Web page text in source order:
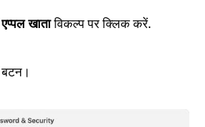
एप्पल खाताविकल्प पर क्लिक करें.